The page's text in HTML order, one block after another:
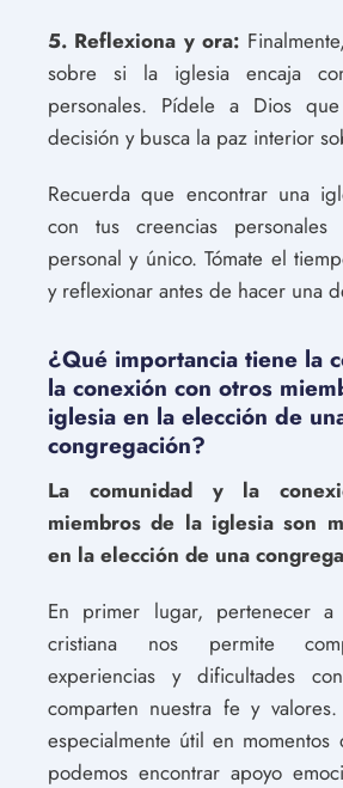
5. Reflexiona y ora:
sobre si la iglesia encaja
personales. Pídele a Dios
decisión y busca la paz interior
Recuerda que encontrar una
con tus creencias
personal y único. Tómate el
y reflexionar antes de hacer una
¿Qué importancia tiene la
la conexión con otros
iglesia en la elección de
congregación?
La comunidad y la
miembros de la iglesia son
en la elección de una
En primer lugar, pertenecer a
cristiana nos permite
experiencias y dificultades
comparten nuestra fe y
especialmente útil en
podemos encontrar apoyo